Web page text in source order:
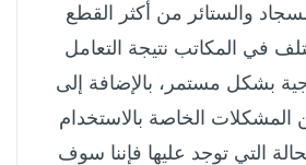
والستائر من أكثر القطع
في المكاتب نتيجة التعامل
بشكل مستمر، بالإضافة إلى
المشكلات الخاصة بالاستخدام
التي توجد عليها فإننا سوف